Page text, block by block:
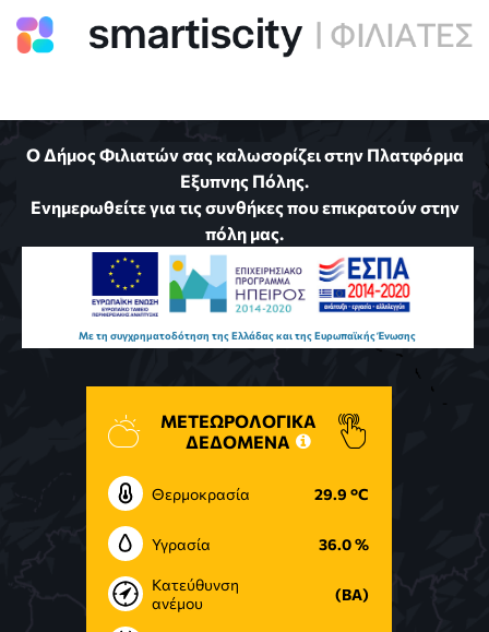
Ο Δήμος Φιλιατών σας καλωσορίζει στην Πλατφόρμα
Εξυπνης Πόλης.
Ενημερωθείτε για τις συνθήκες που επικρατούν στην
πόλη μας.
Με τη συγχρηματοδότηση της Ελλάδας και της Ευρωπαϊκής Ένωσης
ΜΕΤΕΩΡΟΛΟΓΙΚΑ
ΔΕΔΟΜΕΝΑ
περιοχής μας
Θερμοκρασία 29.9 °C
Υγρασία 36.0 %
Κατεύθυνση
ανέμου
(ΒΑ)